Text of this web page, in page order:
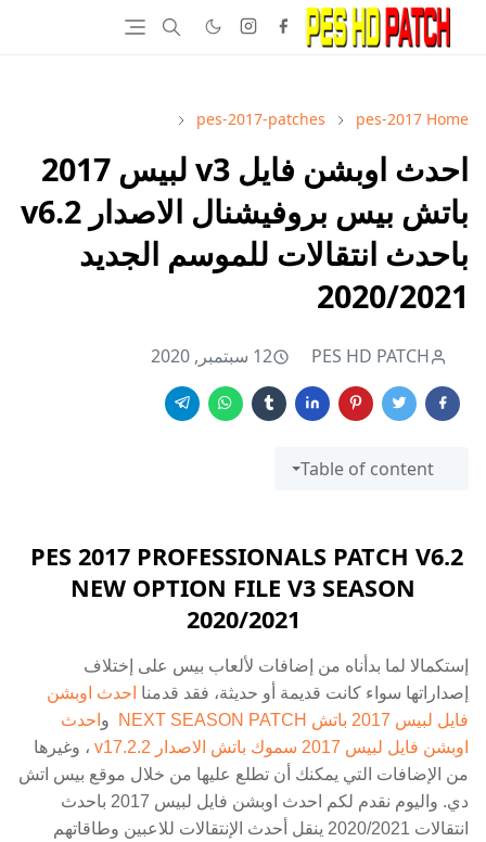
Home
pes-2017
pes-2017-patches
احدث اوبشن فايل v3 لبيس 2017
باتش بيس بروفيشنال الاصدار v6.2
باحدث انتقالات للموسم الجديد
2020/2021
PES HD PATCH 12 سبتمبر, 2020
Table of content
PES 2017 PROFESSIONALS PATCH V6.2
NEW OPTION FILE V3 SEASON
2020/2021
إستكمالا لما بدأناه من إضافات لألعاب بيس على إختلاف
إصداراتها سواء كانت قديمة أو حديثة، فقد قدمنا احدث اوبشن
فايل لبيس 2017 باتش NEXT SEASON PATCH
و احدث
اوبشن فايل لبيس 2017 سموك باتش الاصدار v17.2.2
، وغيرها
من الإضافات التي يمكنك أن تطلع عليها من خلال موقع بيس اتش
دي. واليوم نقدم لكم احدث اوبشن فايل لبيس 2017 باحدث
انتقالات 2020/2021 ينقل أحدث الإنتقالات للاعبين وطاقاتهم